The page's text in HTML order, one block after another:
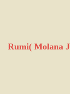
Rumi( Molana